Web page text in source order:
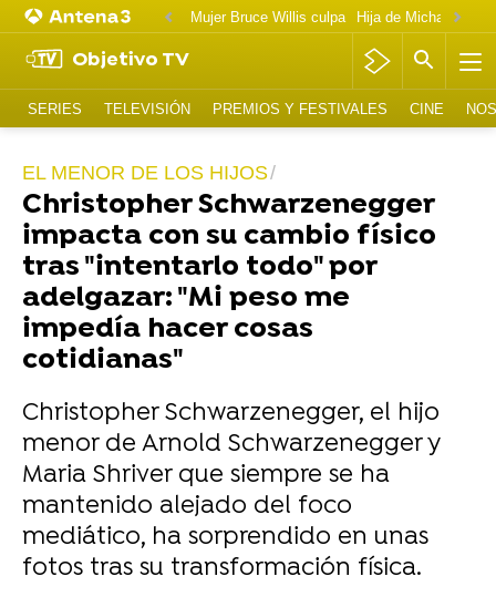
Mujer Bruce Willis culpa
Objetivo TV
SERIES TELEVISIÓN PREMIOS Y FESTIVALES CINE
EL MENOR DE LOS HIJOS
Christopher Schwarzenegger
impacta con su cambio físico
tras "intentarlo todo" por
adelgazar: "Mi peso me
impedía hacer cosas
cotidianas"
Christopher Schwarzenegger, el hijo
menor de Arnold Schwarzenegger y
Maria Shriver que siempre se ha
mantenido alejado del foco
mediático, ha sorprendido en unas
fotos tras su transformación física.